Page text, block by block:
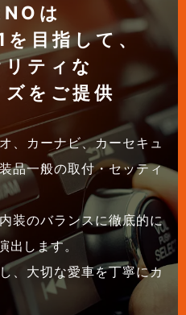
は
目指して、
ティな
をご提供
、カーナビ、カーセキュ
品一般の取付・セッティ
装のバランスに徹底的に
出します。
、大切な愛車を丁寧にカ